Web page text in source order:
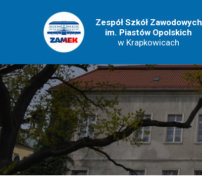
Zespół Szkół Zawodowych
im. Piastów Opolskich
w Krapkowicach